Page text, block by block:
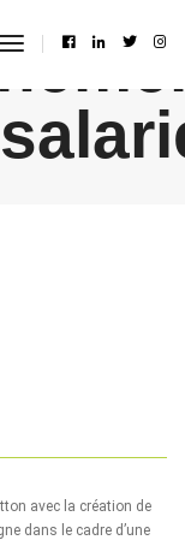
toggle
avec la création de
dans le cadre d’une